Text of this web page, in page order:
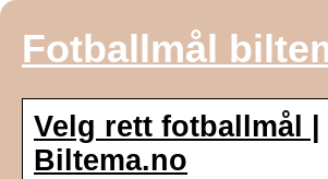
Fotballmål
Velg rett fotballmål |
Biltema.no